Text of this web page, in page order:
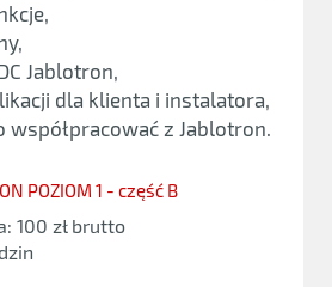
Jablotron,
dla klienta i instalatora,
współpracować z Jablotron.
POZIOM 1 - część B
100 zł brutto